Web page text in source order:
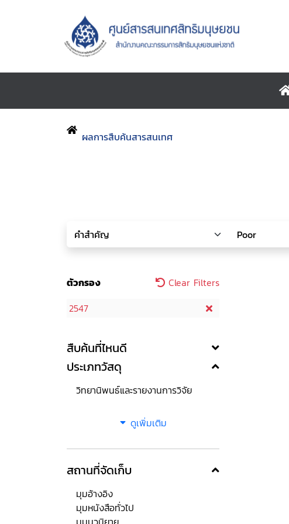
ผลการสืบค้นสารสนเทศ
ตัวกรอง
Clear Filters
2547
สืบค้นที่ไหนดี
ประเภทวัสดุ
วิทยานิพนธ์และรายงานการวิจัย
ดูเพิ่มเติม
สถานที่จัดเก็บ
มุมอ้างอิง
มุมหนังสือทั่วไป